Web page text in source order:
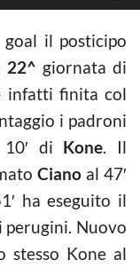
goal il posticipo
22^ giornata di
infatti finita col
i padroni
di Kone. Il
Ciano al 47′
ha eseguito il
perugini. Nuovo
stesso Kone al